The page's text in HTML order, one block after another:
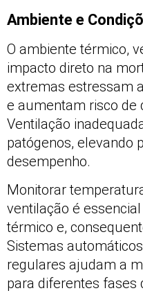
Ambiente e
O ambiente térmico,
impacto direto na
extremas estressam
e aumentam risco de
Ventilação
patógenos, elevando
desempenho.
Monitorar
ventilação é
térmico e,
Sistemas
regulares ajudam a
para diferentes fases